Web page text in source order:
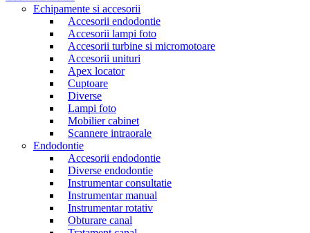
Echipamente si accesorii
Accesorii endodontie
Accesorii lampi foto
Accesorii turbine si micromotoare
Accesorii unituri
Apex locator
Cuptoare
Diverse
Lampi foto
Mobilier cabinet
Scannere intraorale
Endodontie
Accesorii endodontie
Diverse endodontie
Instrumentar consultatie
Instrumentar manual
Instrumentar rotativ
Obturare canal